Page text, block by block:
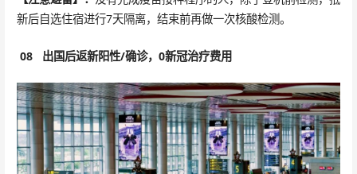
新后自选住宿进行7天隔离，结束前再做一次核酸检测。
08 出国后返新阳性/确诊，0新冠治疗费用